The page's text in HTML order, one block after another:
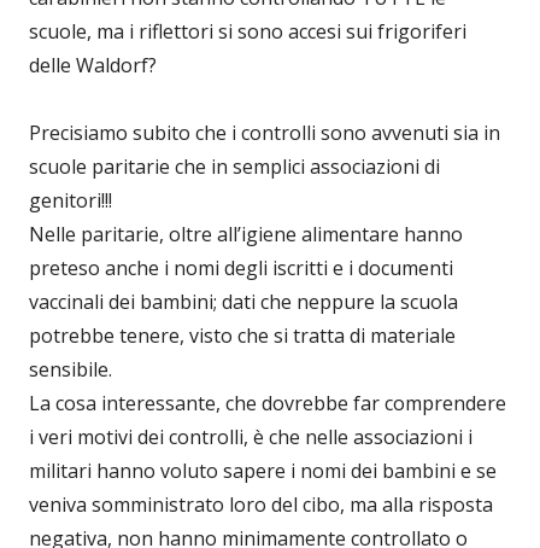
scuole, ma i riflettori si sono accesi sui frigoriferi
delle Waldorf?
Precisiamo subito che i controlli sono avvenuti sia in
scuole paritarie che in semplici associazioni di
genitori!!!
Nelle paritarie, oltre all’igiene alimentare hanno
preteso anche i nomi degli iscritti e i documenti
vaccinali dei bambini; dati che neppure la scuola
potrebbe tenere, visto che si tratta di materiale
sensibile.
La cosa interessante, che dovrebbe far comprendere
i veri motivi dei controlli, è che nelle associazioni i
militari hanno voluto sapere i nomi dei bambini e se
veniva somministrato loro del cibo, ma alla risposta
negativa, non hanno minimamente controllato o